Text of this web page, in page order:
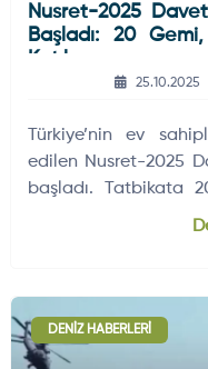
Nusret-2025
Başladı: 20
Katılımı
25.10.2025
Türkiye’nin ev
edilen Nusret-2025
başladı. Tatbikata
DENIZ HABERLERI
Füze ve Roketler
Dünyadan